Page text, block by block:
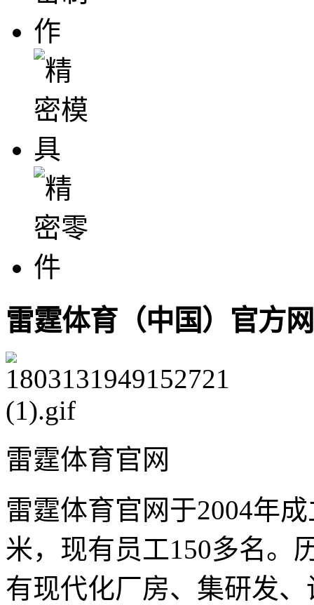
雷霆体育（中国）官方
雷霆体育官网
雷霆体育官网于2004年
米，现有员工150多名。
有现代化厂房、集研发